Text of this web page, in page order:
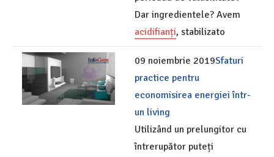
Dar ingredientele? Avem
acidifianți, stabilizato
09 noiembrie 2019Sfaturi
practice pentru
economisirea energiei într-
un living
Utilizând un prelungitor cu
întrerupător puteți